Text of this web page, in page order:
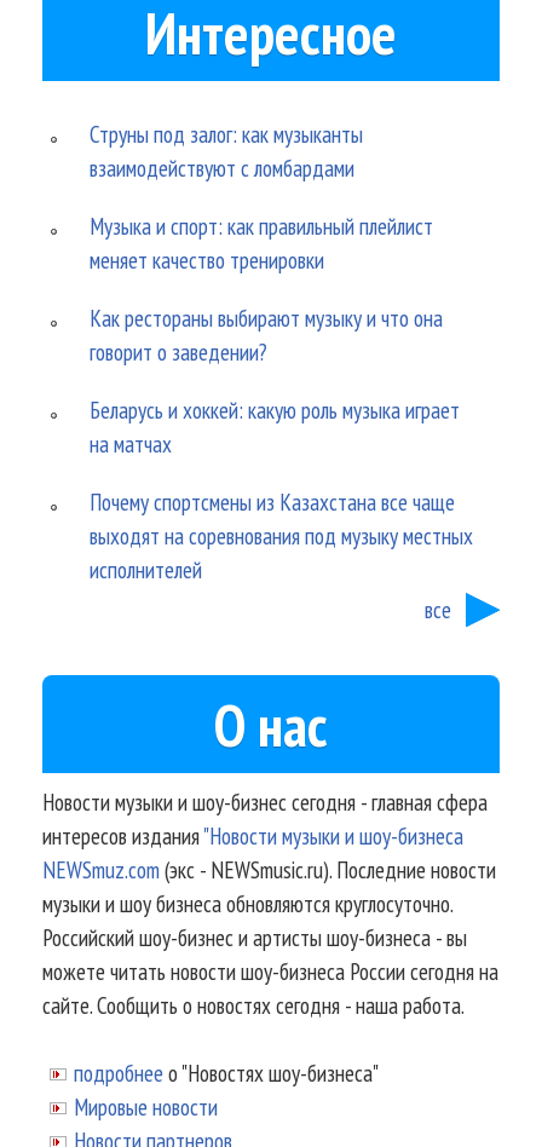
Интересное
Струны под залог: как музыканты
взаимодействуют с ломбардами
Музыка и спорт: как правильный плейлист
меняет качество тренировки
Как рестораны выбирают музыку и что она
говорит о заведении?
Беларусь и хоккей: какую роль музыка играет
на матчах
Почему спортсмены из Казахстана все чаще
выходят на соревнования под музыку местных
исполнителей
все
О нас
Новости музыки и шоу-бизнес сегодня - главная сфера
интересов издания"Новости музыки и шоу-бизнеса
NEWSmuz.com(экс - NEWSmusic.ru). Последние новости
музыки и шоу бизнеса обновляются круглосуточно.
Российский шоу-бизнес и артисты шоу-бизнеса - вы
можете читать новости шоу-бизнеса России сегодня на
сайте. Сообщить о новостях сегодня - наша работа.
подробнее о "Новостях шоу-бизнеса"
Мировые новости
Новости партнеров